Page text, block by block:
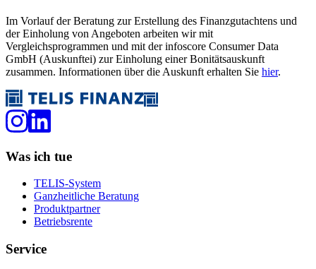
Im Vorlauf der Beratung zur Erstellung des Finanzgutachtens und
der Einholung von Angeboten arbeiten wir mit
Vergleichsprogrammen und mit der infoscore Consumer Data
GmbH (Auskunftei) zur Einholung einer Bonitätsauskunft
zusammen. Informationen über die Auskunft erhalten Sie hier.
Was ich tue
TELIS-System
Ganzheitliche Beratung
Produktpartner
Betriebsrente
Service